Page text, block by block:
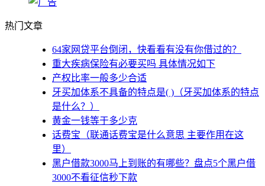
热门文章
64家网贷平台倒闭，快看看有没有你借过的？
重大疾病保险有必要买吗 具体情况如下
产权比率一般多少合适
牙买加体系不具备的特点是( )（牙买加体系的特点
是什么？）
黄金一钱等于多少克
话费宝（联通话费宝是什么意思 主要作用在这
里）
黑户借款3000马上到账的有哪些？盘点5个黑户借
3000不看征信秒下款